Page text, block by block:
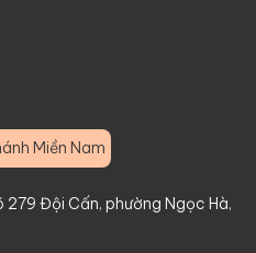
Miền Nam
Đội Cấn, phường Ngọc Hà,